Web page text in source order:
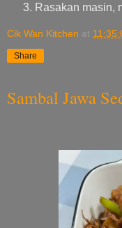
Rasakan masin,
Cik Wan Kitchen at
Share
Sambal Jawa